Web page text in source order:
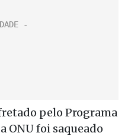
pelo Programa
ONU foi saqueado